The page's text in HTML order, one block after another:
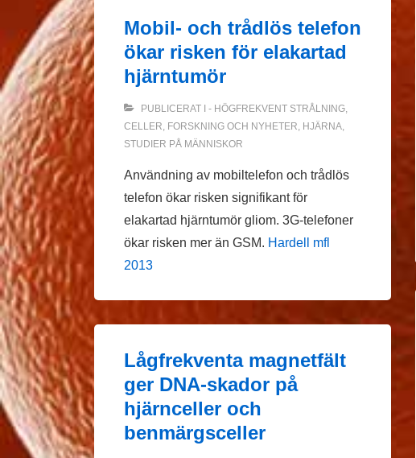
Mobil- och trådlös telefon
ökar risken för elakartad
hjärntumör
PUBLICERAT I - HÖGFREKVENT STRÅLNING,
CELLER FORSKNING OCH NYHETER HJÄRNA,
STUDIER PÅ MÄNNISKOR
Användning av mobiltelefon och trådlös
telefon ökar risken signifikant för
elakartad hjärntumör gliom. 3G-telefoner
ökar risken mer än GSM. Hardell mfl
2013
Lågfrekventa magnetfält
ger DNA-skador på
hjärnceller och
benmärgsceller